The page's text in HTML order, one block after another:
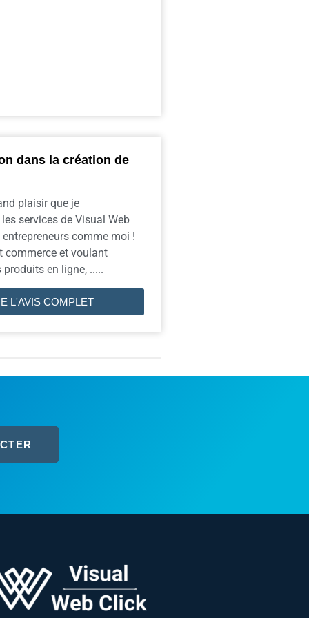
dans la création de
plaisir que je
services de Visual Web
comme moi !
commerce et voulant
produits en ligne, .....
L'AVIS COMPLET